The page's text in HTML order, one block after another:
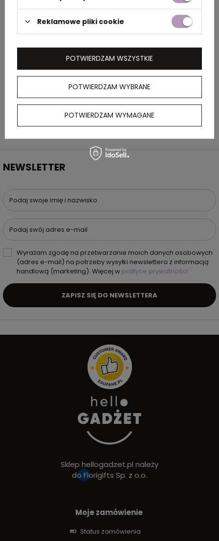
Rozmiar ø 6,1 x 21,9 cm
Ekologiczna butelka ze szkła z zakrętką ze stali
nierdzewnej. Pojemność 500 ml.
NEWSLETTER
Podaj swoje imię i nazwisko
Podaj swój adres e-mail
Wyrażam zgodę na przetwarzanie moich danych osobowych
(adres e-mail) na potrzeby wysyłki newslettera z informacją
handlową (marketing). Więcej w polityce prywatności.
ZAPISZ SIĘ DO NEWSLETTERA
Sklep hellogadzet.pl należy
do Fiorigifts Sp. z o.o.
Moje zamówienie
Status zamówienia
Reklamowe pliki cookie
POTWIERDZAM WYBRANE
POTWIERDZAM WYMAGANE
POTWIERDZAM WSZYSTKIE